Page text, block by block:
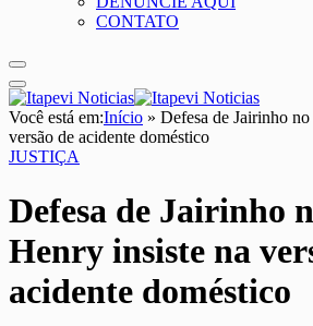
CONTATO
Você está em:Início » Defesa de Jairinho
versão de acidente doméstico
JUSTIÇA
Defesa de Jairinho
Henry insiste na
acidente doméstico